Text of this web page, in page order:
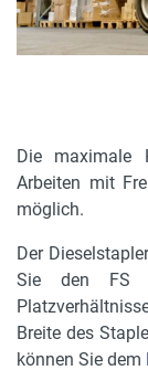
Die maximale
Arbeiten mit
möglich.
Der
Sie den FS
Breite des
können Sie dem